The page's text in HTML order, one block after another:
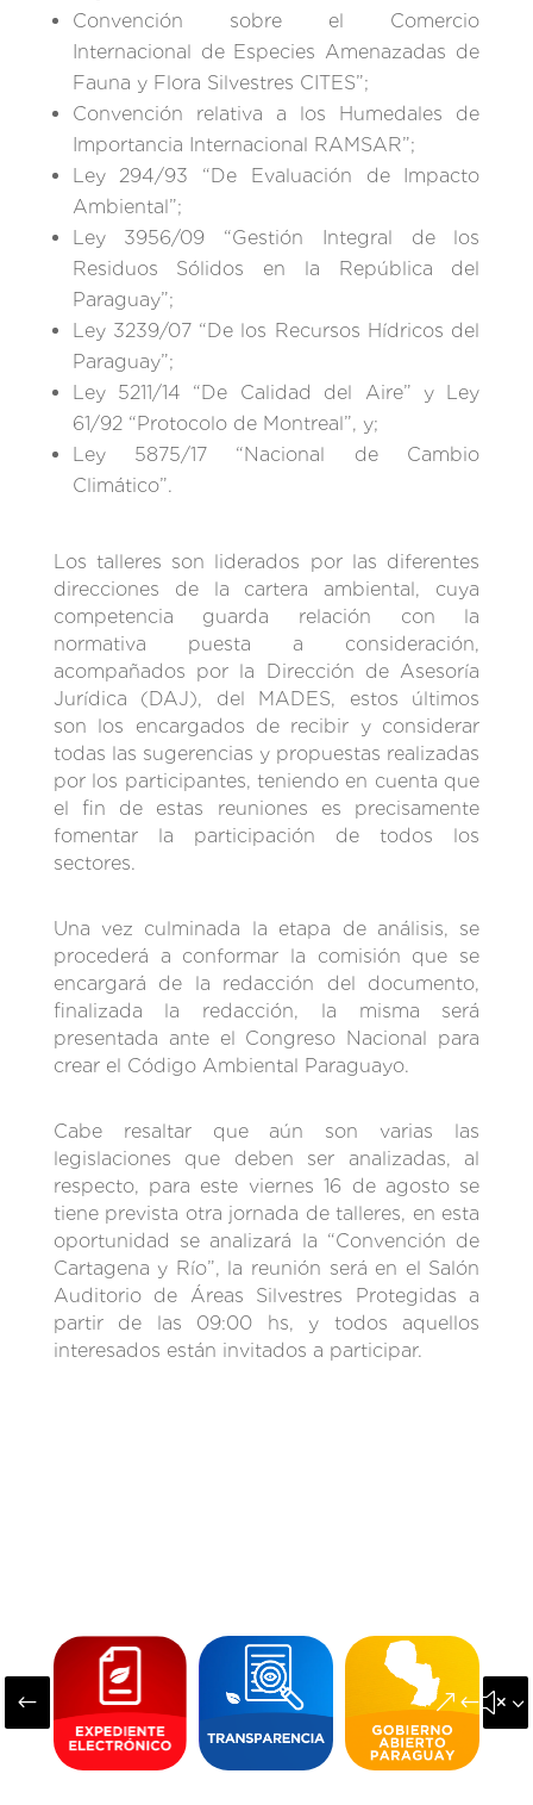
Convención sobre el Comercio
Internacional de Especies Amenazadas de
Fauna y Flora Silvestres CITES”;
Convención relativa a los Humedales de
Importancia Internacional RAMSAR”;
Ley 294/93 “De Evaluación de Impacto
Ambiental”;
Ley 3956/09 “Gestión Integral de los
Residuos Sólidos en la República del
Paraguay”;
Ley 3239/07 “De los Recursos Hídricos del
Paraguay”;
Ley 5211/14 “De Calidad del Aire” y Ley
61/92 “Protocolo de Montreal”, y;
Ley 5875/17 “Nacional de Cambio
Climático”.
Los talleres son liderados por las diferentes
direcciones de la cartera ambiental, cuya
competencia guarda relación con la
normativa puesta a consideración,
acompañados por la Dirección de Asesoría
Jurídica (DAJ), del MADES, estos últimos
son los encargados de recibir y considerar
todas las sugerencias y propuestas realizadas
por los participantes, teniendo en cuenta que
el fin de estas reuniones es precisamente
fomentar la participación de todos los
sectores.
Una vez culminada la etapa de análisis, se
procederá a conformar la comisión que se
encargará de la redacción del documento,
finalizada la redacción, la misma será
presentada ante el Congreso Nacional para
crear el Código Ambiental Paraguayo.
Cabe resaltar que aún son varias las
legislaciones que deben ser analizadas, al
respecto, para este viernes 16 de agosto se
tiene prevista otra jornada de talleres, en esta
oportunidad se analizará la “Convención de
Cartagena y Río”, la reunión será en el Salón
Auditorio de Áreas Silvestres Protegidas a
partir de las 09:00 hs, y todos aquellos
interesados están invitados a participar.
#